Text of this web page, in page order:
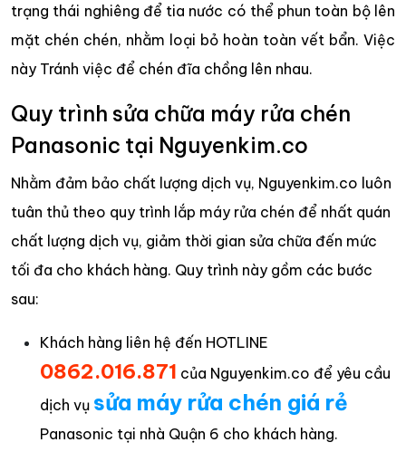
trạng thái nghiêng để tia nước có thể phun toàn bộ lên
mặt chén chén, nhằm loại bỏ hoàn toàn vết bẩn. Việc
này Tránh việc để chén đĩa chồng lên nhau.
Quy trình sửa chữa máy rửa chén
Panasonic tại Nguyenkim.co
Nhằm đảm bảo chất lượng dịch vụ, Nguyenkim.co luôn
tuân thủ theo quy trình lắp máy rửa chén để nhất quán
chất lượng dịch vụ, giảm thời gian sửa chữa đến mức
tối đa cho khách hàng. Quy trình này gồm các bước
sau:
Khách hàng liên hệ đến HOTLINE
0862.016.871 của Nguyenkim.co để yêu cầu
dịch vụ sửa máy rửa chén giá rẻ
Panasonic tại nhà Quận 6 cho khách hàng.